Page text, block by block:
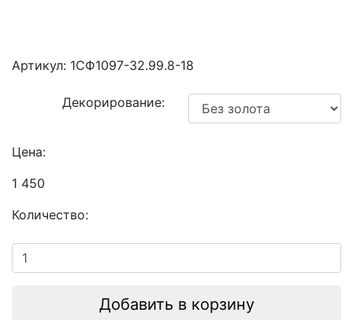
Артикул: 1СФ1097-32.99.8-18
Декорирование:
Цена:
1 450
Количество:
Добавить в корзину